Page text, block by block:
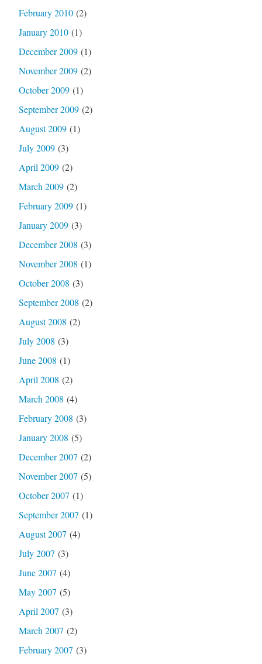
February 2010(2)
January 2010(1)
December 2009(1)
November 2009(2)
October 2009(1)
September 2009(2)
August 2009(1)
July 2009(3)
April 2009(2)
March 2009(2)
February 2009(1)
January 2009(3)
December 2008 (3)
November 2008 (1)
October 2008 (3)
September 2008 (2)
August 2008 (2)
July 2008 (3)
June 2008 (1)
April 2008 (2)
March 2008 (4)
February 2008 (3)
January 2008 (5)
December 2007 (2)
November 2007 (5)
October 2007 (1)
September 2007 (1)
August 2007 (4)
July 2007 (3)
June 2007 (4)
May 2007 (5)
April 2007 (3)
March 2007 (2)
February 2007 (3)